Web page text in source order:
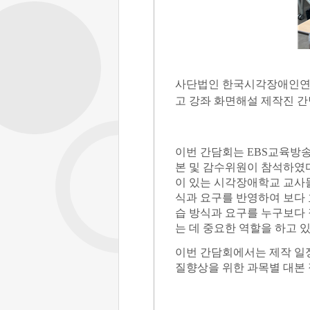
사단법인 한국시각장애인
고 강좌 화면해설 제작진
이번 간담회는 EBS교육방
본 및 감수위원이 참석하였
이 있는 시각장애학교 교
식과 요구를 반영하여 보
습 방식과 요구를 누구보
는 데 중요한 역할을 하고
이번 간담회에서는 제작
질향상을 위한 과목별 대